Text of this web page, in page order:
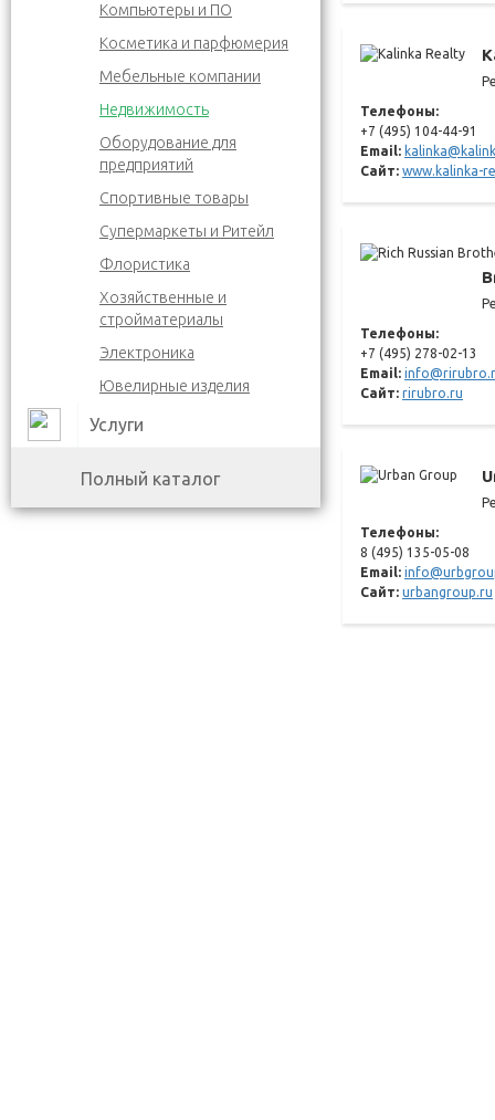
Компьютеры и ПО
Косметика и парфюмерия
Мебельные компании
Недвижимость
Оборудование для
предприятий
Спортивные товары
Супермаркеты и Ритейл
Флористика
Хозяйственные и
стройматериалы
Электроника
Ювелирные изделия
Услуги
Полный каталог
Телефоны:
+7 (495) 104-44-91
Email:
Сайт: www.kalinka-
Телефоны:
+7 (495) 278-02-13
Email:
Сайт: rirubro.ru
Телефоны:
8 (495) 135-05-08
Email:
Сайт: urbangroup.ru